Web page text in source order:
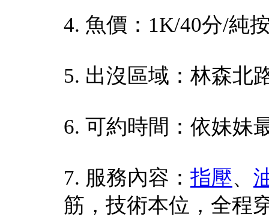
4. 魚價：1K/40分/純
5. 出沒區域：林森北
6. 可約時間：依妹妹
7. 服務內容： 指壓、
筋，技術本位，全程